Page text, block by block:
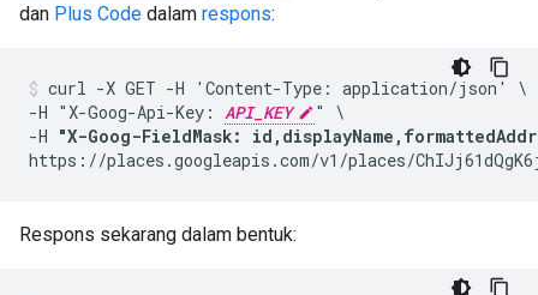
dan Plus Code dalam respons:
curl -X GET -H 'Content-Type: application/json' \
-H "X-Goog-Api-Key: API_KEY
" \
-H "X-Goog-FieldMask:
https://places.googleapis.com/v1/places/
Respons sekarang dalam bentuk: